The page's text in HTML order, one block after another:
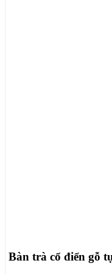
Bàn trà cổ điển gỗ